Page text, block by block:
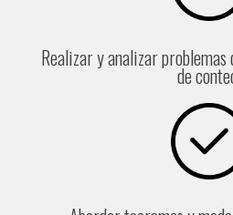
Realizar y analizar
de